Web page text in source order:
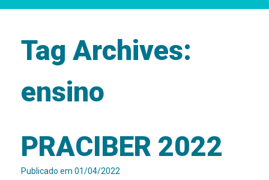
Tag Archives:
ensino
PRACIBER 2022
Publicado em 01/04/2022